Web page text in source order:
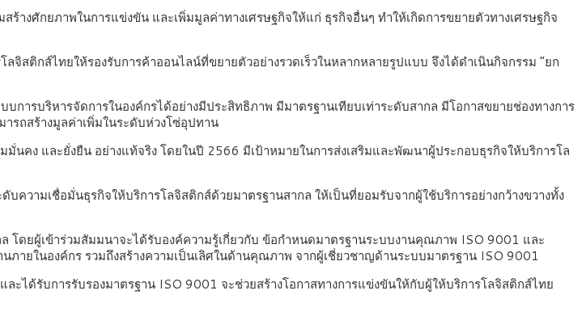
งศักยภาพในการแข่งขัน และเพิ่มมูลค่าทางเศรษฐกิจให้แก่ ธุรกิจอื่นๆ ทำให้เกิดการขยายตัวทางเศรษฐกิจ
สติกส์ไทยให้รองรับการค้าออนไลน์ที่ขยายตัวอย่างรวดเร็วในหลากหลายรูปแบบ จึงได้ดำเนินกิจกรรม “ยก
ารบริหารจัดการในองค์กรได้อย่างมีประสิทธิภาพ มีมาตรฐานเทียบเท่าระดับสากล มีโอกาสขยายช่องทางการ
รถสร้างมูลค่าเพิ่มในระดับห่วงโซ่อุปทาน
คง และยั่งยืน อย่างแท้จริง โดยในปี 2566 มีเป้าหมายในการส่งเสริมและพัฒนาผู้ประกอบธุรกิจให้บริการโล
ามเชื่อมั่นธุรกิจให้บริการโลจิสติกส์ด้วยมาตรฐานสากล ให้เป็นที่ยอมรับจากผู้ใช้บริการอย่างกว้างขวางทั้ง
โดยผู้เข้าร่วมสัมมนาจะได้รับองค์ความรู้เกี่ยวกับ ข้อกำหนดมาตรฐานระบบงานคุณภาพ ISO 9001 และ
ภายในองค์กร รวมถึงสร้างความเป็นเลิศในด้านคุณภาพ จากผู้เชี่ยวชาญด้านระบบมาตรฐาน ISO 9001
ะได้รับการรับรองมาตรฐาน ISO 9001 จะช่วยสร้างโอกาสทางการแข่งขันให้กับผู้ให้บริการโลจิสติกส์ไทย